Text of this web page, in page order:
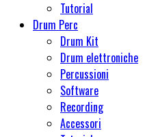
Tutorial
Drum Perc
Drum Kit
Drum elettroniche
Percussioni
Software
Recording
Accessori